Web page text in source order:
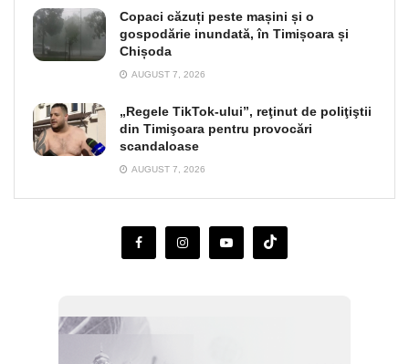
Copaci căzuți peste mașini și o
gospodărie inundată, în Timișoara și
Chișoda
AUGUST 7, 2026
„Regele TikTok-ului”, reţinut de poliţiştii
din Timişoara pentru provocări
scandaloase
AUGUST 7, 2026